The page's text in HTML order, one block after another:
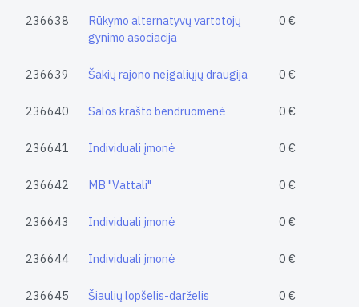
236638
Rūkymo alternatyvų vartotojų
gynimo asociacija
0 €
236639 Šakių rajono neįgaliųjų draugija 0 €
236640 Salos krašto bendruomenė 0 €
236641 Individuali įmonė 0 €
236642 MB "Vattali" 0 €
236643 Individuali įmonė 0 €
236644 Individuali įmonė 0 €
236645
Šiaulių lopšelis-darželis
0 €